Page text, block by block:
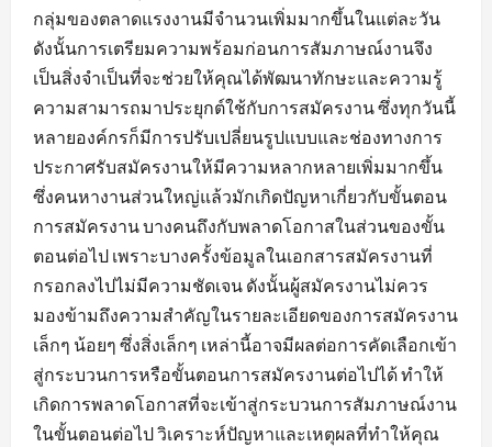
กลุ่มของตลาดแรงงานมีจำนวนเพิ่มมากขึ้นในแต่ละวัน
ดังนั้นการเตรียมความพร้อมก่อนการสัมภาษณ์งานจึง
เป็นสิ่งจำเป็นที่จะช่วยให้คุณได้พัฒนาทักษะและความรู้
ความสามารถมาประยุกต์ใช้กับการสมัครงาน ซึ่งทุกวันนี้
หลายองค์กรก็มีการปรับเปลี่ยนรูปแบบและช่องทางการ
ประกาศรับสมัครงานให้มีความหลากหลายเพิ่มมากขึ้น
ซึ่งคนหางานส่วนใหญ่แล้วมักเกิดปัญหาเกี่ยวกับขั้นตอน
การสมัครงาน บางคนถึงกับพลาดโอกาสในส่วนของขั้น
ตอนต่อไป เพราะบางครั้งข้อมูลในเอกสารสมัครงานที่
กรอกลงไปไม่มีความชัดเจน ดังนั้นผู้สมัครงานไม่ควร
มองข้ามถึงความสำคัญในรายละเอียดของการสมัครงาน
เล็กๆ น้อยๆ ซึ่งสิ่งเล็กๆ เหล่านี้อาจมีผลต่อการคัดเลือกเข้า
สู่กระบวนการหรือขั้นตอนการสมัครงานต่อไปได้ ทำให้
เกิดการพลาดโอกาสที่จะเข้าสู่กระบวนการสัมภาษณ์งาน
ในขั้นตอนต่อไป วิเคราะห์ปัญหาและเหตุผลที่ทำให้คุณ